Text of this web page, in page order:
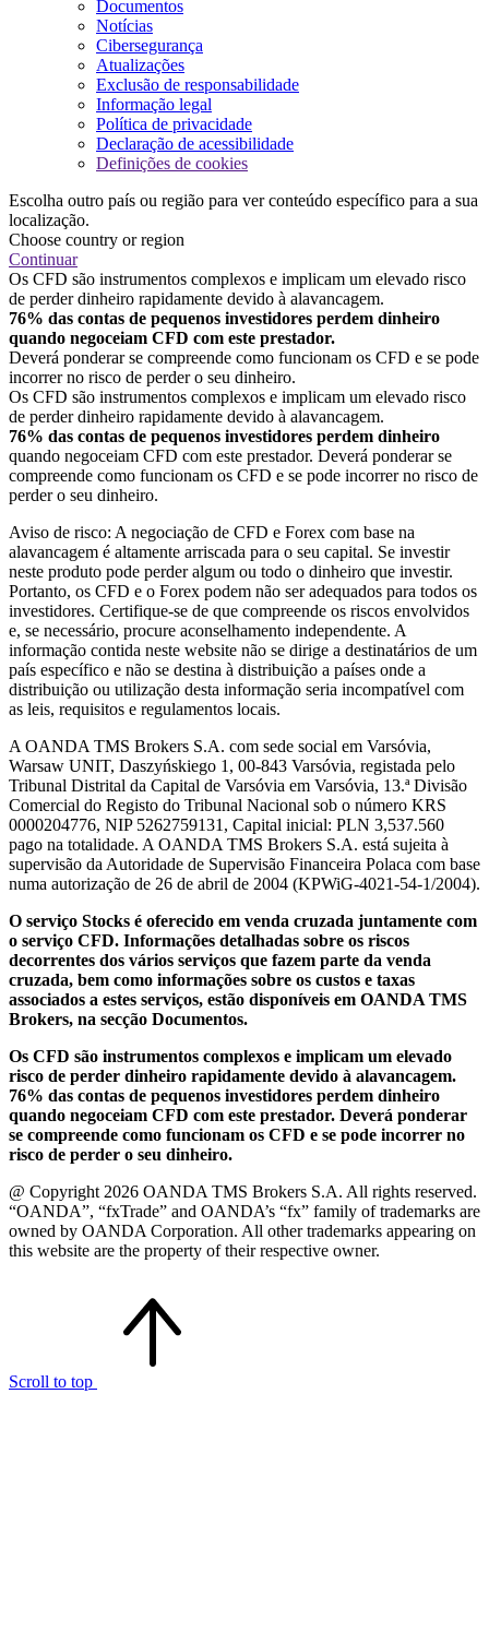
Documentos
Notícias
Cibersegurança
Atualizações
Exclusão de responsabilidade
Informação legal
Política de privacidade
Declaração de acessibilidade
Definições de cookies
Escolha outro país ou região para ver conteúdo específico para a sua
localização.
Choose country or region
Continuar
Os CFD são instrumentos complexos e implicam um elevado risco
de perder dinheiro rapidamente devido à alavancagem.
76% das contas de pequenos investidores perdem dinheiro
quando negoceiam CFD com este prestador.
Deverá ponderar se compreende como funcionam os CFD e se pode
incorrer no risco de perder o seu dinheiro.
Os CFD são instrumentos complexos e implicam um elevado risco
de perder dinheiro rapidamente devido à alavancagem.
76% das contas de pequenos investidores perdem dinheiro
quando negoceiam CFD com este prestador. Deverá ponderar se
compreende como funcionam os CFD e se pode incorrer no risco de
perder o seu dinheiro.
Aviso de risco: A negociação de CFD e Forex com base na
alavancagem é altamente arriscada para o seu capital. Se investir
neste produto pode perder algum ou todo o dinheiro que investir.
Portanto, os CFD e o Forex podem não ser adequados para todos os
investidores. Certifique-se de que compreende os riscos envolvidos
e, se necessário, procure aconselhamento independente. A
informação contida neste website não se dirige a destinatários de um
país específico e não se destina à distribuição a países onde a
distribuição ou utilização desta informação seria incompatível com
as leis, requisitos e regulamentos locais.
A OANDA TMS Brokers S.A. com sede social em Varsóvia,
Warsaw UNIT, Daszyńskiego 1, 00-843 Varsóvia, registada pelo
Tribunal Distrital da Capital de Varsóvia em Varsóvia, 13.ª Divisão
Comercial do Registo do Tribunal Nacional sob o número KRS
0000204776, NIP 5262759131, Capital inicial: PLN 3,537.560
pago na totalidade. A OANDA TMS Brokers S.A. está sujeita à
supervisão da Autoridade de Supervisão Financeira Polaca com base
numa autorização de 26 de abril de 2004 (KPWiG-4021-54-1/2004).
O serviço Stocks é oferecido em venda cruzada juntamente com
o serviço CFD. Informações detalhadas sobre os riscos
decorrentes dos vários serviços que fazem parte da venda
cruzada, bem como informações sobre os custos e taxas
associados a estes serviços, estão disponíveis em OANDA TMS
Brokers, na secção Documentos.
Os CFD são instrumentos complexos e implicam um elevado
risco de perder dinheiro rapidamente devido à alavancagem.
76% das contas de pequenos investidores perdem dinheiro
quando negoceiam CFD com este prestador. Deverá ponderar
se compreende como funcionam os CFD e se pode incorrer no
risco de perder o seu dinheiro.
@ Copyright 2026 OANDA TMS Brokers S.A. All rights reserved.
“OANDA”, “fxTrade” and OANDA’s “fx” family of trademarks are
owned by OANDA Corporation. All other trademarks appearing on
this website are the property of their respective owner.
Scroll to top